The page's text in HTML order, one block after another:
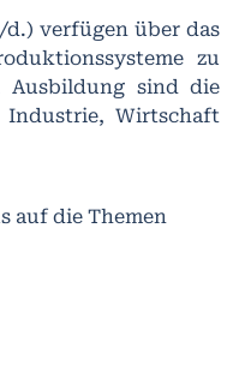
verfügen über das
zu
Ausbildung sind die
Industrie, Wirtschaft
auf die Themen